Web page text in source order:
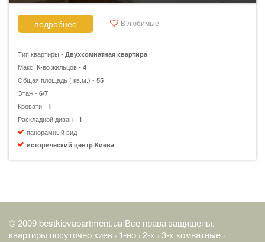
подробнее В любимые
Тип квартиры - Двухкомнатная квартира
Макс. К-во жильцов - 4
Общая площадь ( кв.м.) - 55
Этаж - 6/7
Кровати - 1
Раскладной диван - 1
панорамный вид
исторический центр Киева
© 2009 bestkievapartment.ua Все права защищены.
квартиры посуточно киев › 1-но › 2-х › 3-х комнатные ›